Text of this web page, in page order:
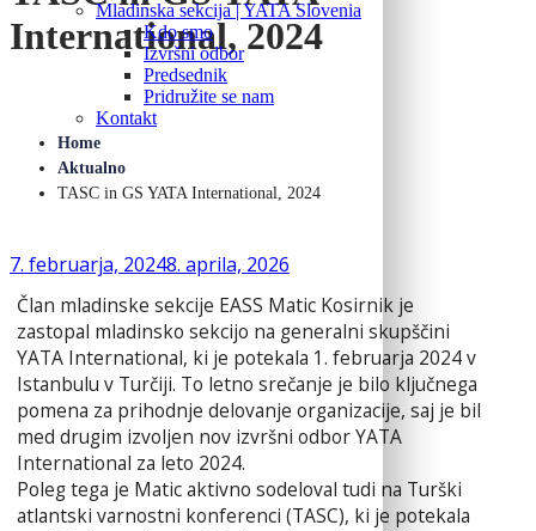
Mladinska sekcija | YATA Slovenia
Kdo smo
Izvršni odbor
Predsednik
Pridružite se nam
Kontakt
International, 2024
Home
Aktualno
TASC in GS YATA International, 2024
7. februarja, 20248. aprila, 2026
Član mladinske sekcije EASS Matic Kosirnik je
zastopal mladinsko sekcijo na generalni skupščini
YATA International, ki je potekala 1. februarja 2024 v
Istanbulu v Turčiji. To letno srečanje je bilo ključnega
pomena za prihodnje delovanje organizacije, saj je bil
med drugim izvoljen nov izvršni odbor YATA
International za leto 2024.
Poleg tega je Matic aktivno sodeloval tudi na Turški
atlantski varnostni konferenci (TASC), ki je potekala